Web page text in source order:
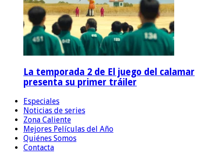
La temporada 2 de El juego del calamar
presenta su primer tráiler
Especiales
Noticias de series
Zona Caliente
Mejores Películas del Año
Quiénes Somos
Contacta